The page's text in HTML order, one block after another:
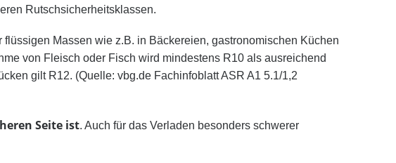
Rutschsicherheitsklassen.
Massen wie z.B. in Bäckereien, gastronomischen Küchen
von Fleisch oder Fisch wird mindestens R10 als ausreichend
gilt R12. (Quelle: vbg.de Fachinfoblatt ASR A1 5.1/1,2
Seite ist. Auch für das Verladen besonders schwerer